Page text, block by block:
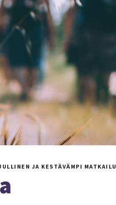
JA KESTÄVÄMPI MATKAILU